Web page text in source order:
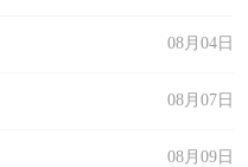
08月04日
08月07日
08月09日